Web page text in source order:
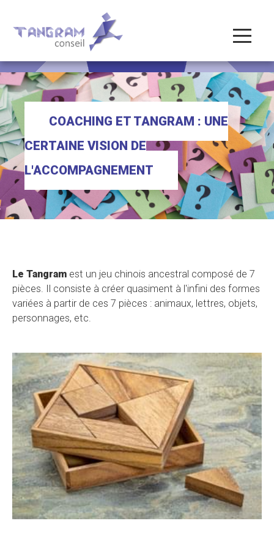
COACHING ET TANGRAM : UNE
CERTAINE VISION DE
L'ACCOMPAGNEMENT
Le Tangram est un jeu chinois ancestral composé de 7
pièces. Il consiste à créer quasiment à l'infini des formes
variées à partir de ces 7 pièces : animaux, lettres, objets,
personnages, etc.